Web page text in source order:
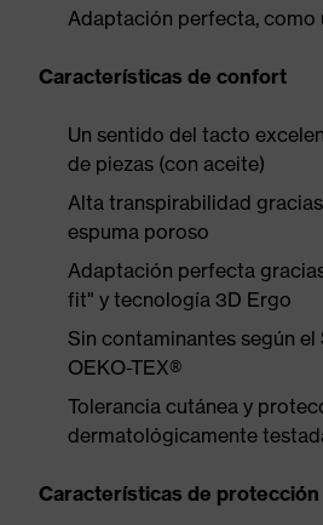
Adaptación perfecta, como
Características de confort
Un sentido del tacto
de piezas (con aceite)
Alta transpirabilidad
espuma poroso
Adaptación perfecta
fit" y tecnología 3D Ergo
Sin contaminantes según el
OEKO-TEX®
Tolerancia cutánea y
dermatológicamente
Características de protección